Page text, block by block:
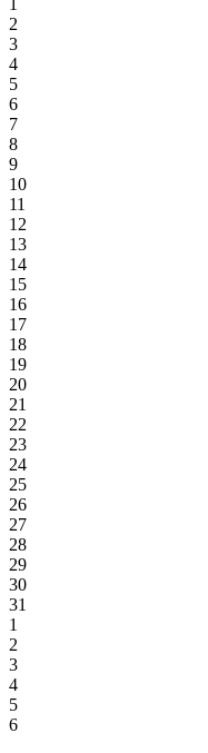
1
2
3
4
5
6
7
8
9
10
11
12
13
14
15
16
17
18
19
20
21
22
23
24
25
26
27
28
29
30
31
1
2
3
4
5
6